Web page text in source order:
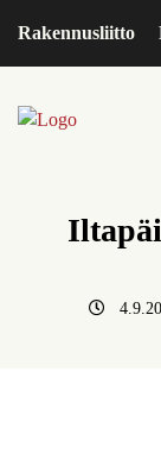
Rakennusliitto